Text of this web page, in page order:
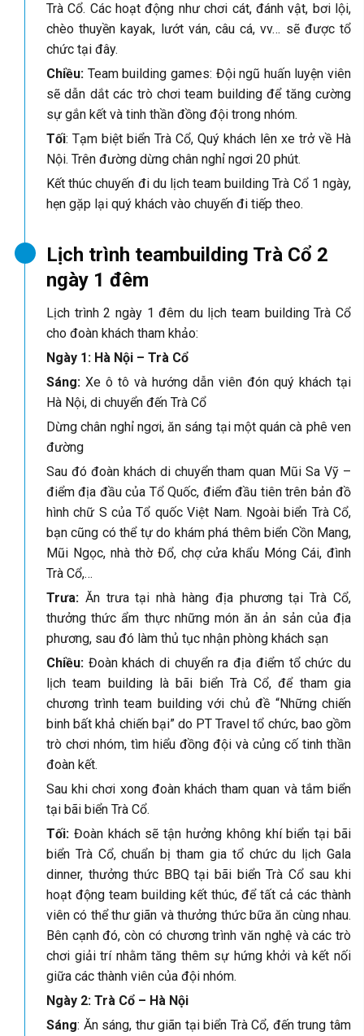
Trà Cổ. Các hoạt động như chơi cát, đánh vật, bơi lội,
chèo thuyền kayak, lướt ván, câu cá, vv… sẽ được tổ
chức tại đây.
Chiều: Team building games: Đội ngũ huấn luyện viên
sẽ dẫn dắt các trò chơi team building để tăng cường
sự gắn kết và tinh thần đồng đội trong nhóm.
Tối: Tạm biệt biển Trà Cổ, Quý khách lên xe trở về Hà
Nội. Trên đường dừng chân nghỉ ngơi 20 phút.
Kết thúc chuyến đi du lịch team building Trà Cổ 1 ngày,
hẹn gặp lại quý khách vào chuyến đi tiếp theo.
Lịch trình teambuilding Trà Cổ 2
ngày 1 đêm
Lịch trình 2 ngày 1 đêm du lịch team building Trà Cổ
cho đoàn khách tham khảo:
Ngày 1: Hà Nội – Trà Cổ
Sáng: Xe ô tô và hướng dẫn viên đón quý khách tại
Hà Nội, di chuyển đến Trà Cổ
Dừng chân nghỉ ngơi, ăn sáng tại một quán cà phê ven
đường
Sau đó đoàn khách di chuyển tham quan Mũi Sa Vỹ –
điểm địa đầu của Tổ Quốc, điểm đầu tiên trên bản đồ
hình chữ S của Tổ quốc Việt Nam. Ngoài biển Trà Cổ,
bạn cũng có thể tự do khám phá thêm biển Cồn Mang,
Mũi Ngọc, nhà thờ Đổ, chợ cửa khẩu Móng Cái, đình
Trà Cổ,…
Trưa: Ăn trưa tại nhà hàng địa phương tại Trà Cổ,
thưởng thức ẩm thực những món ăn ản sản của địa
phương, sau đó làm thủ tục nhận phòng khách sạn
Chiều: Đoàn khách di chuyển ra địa điểm tổ chức du
lịch team building là bãi biển Trà Cổ, để tham gia
chương trình team building với chủ đề “Những chiến
binh bất khả chiến bại” do PT Travel tổ chức, bao gồm
trò chơi nhóm, tìm hiểu đồng đội và củng cố tinh thần
đoàn kết.
Sau khi chơi xong đoàn khách tham quan và tắm biển
tại bãi biển Trà Cổ.
Tối: Đoàn khách sẽ tận hưởng không khí biển tại bãi
biển Trà Cổ, chuẩn bị tham gia tổ chức du lịch Gala
dinner, thưởng thức BBQ tại bãi biển Trà Cổ sau khi
hoạt động team building kết thúc, để tất cả các thành
viên có thể thư giãn và thưởng thức bữa ăn cùng nhau.
Bên cạnh đó, còn có chương trình văn nghệ và các trò
chơi giải trí nhằm tăng thêm sự hứng khởi và kết nối
giữa các thành viên của đội nhóm.
Ngày 2: Trà Cổ – Hà Nội
Sáng: Ăn sáng, thư giãn tại biển Trà Cổ, đến trung tâm